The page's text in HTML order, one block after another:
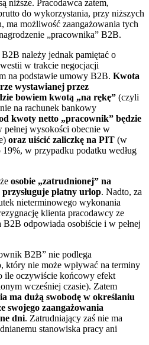
niższe. Pracodawca zatem,
do wykorzystania, przy niższych
ma możliwość zaangażowania tych
„pracownika” B2B.
należy jednak pamiętać o
w trakcie negocjacji
na podstawie umowy B2B. Kwota
wystawianej przez
bowiem kwotą „na rękę” (czyli
na rachunek bankowy
kwoty netto „pracownik” będzie
pełnej wysokości obecnie w
oraz uiścić zaliczkę na PIT (w
w przypadku podatku według
osobie „zatrudnionej” na
płatny urlop. Nadto, za
nieterminowego wykonania
klienta pracodawcy ze
B2B odpowiada osobiście i w pełnej
B2B” nie podlega
który nie może wpływać na terminy
ile oczywiście końcowy efekt
wcześniej czasie). Zatem
ma dużą swobodę w określaniu
swojego zaangażowania
dni. Zatrudniający zaś nie ma
stanowiska pracy ani